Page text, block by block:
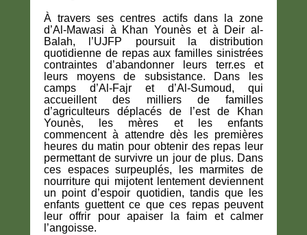
À travers ses centres actifs dans la zone
d’Al-Mawasi à Khan Younès et à Deir al-
Balah, l’UJFP poursuit la distribution
quotidienne de repas aux familles sinistrées
contraintes d’abandonner leurs terr.es et
leurs moyens de subsistance. Dans les
camps d’Al-Fajr et d’Al-Sumoud, qui
accueillent des milliers de familles
d’agriculteurs déplacés de l’est de Khan
Younès, les mères et les enfants
commencent à attendre dès les premières
heures du matin pour obtenir des repas leur
permettant de survivre un jour de plus. Dans
ces espaces surpeuplés, les marmites de
nourriture qui mijotent lentement deviennent
un point d’espoir quotidien, tandis que les
enfants guettent ce que ces repas peuvent
leur offrir pour apaiser la faim et calmer
l’angoisse.